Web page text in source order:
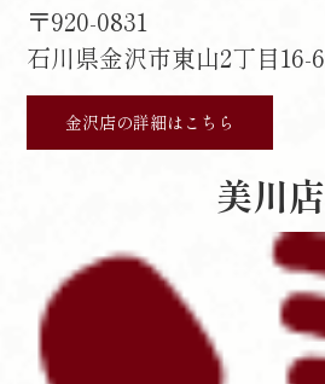
〒920-0831
石川県金沢市東山2丁目16-6
金沢店の詳細はこちら
美川店